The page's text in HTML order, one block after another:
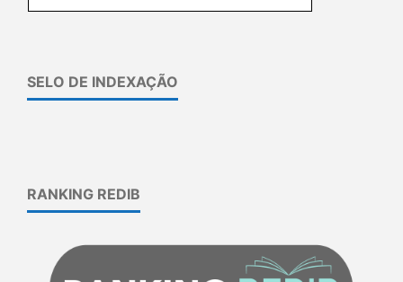
SELO DE INDEXAÇÃO
RANKING REDIB